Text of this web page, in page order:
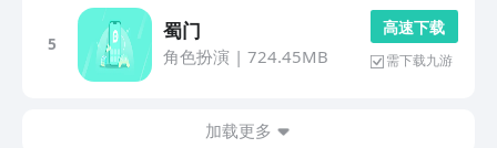
5
蜀门
角色扮演 | 724.45MB
高 速 下 载
需下载九游
加载更多